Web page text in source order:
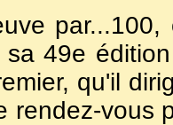
49e
qu'il
rendez-vous